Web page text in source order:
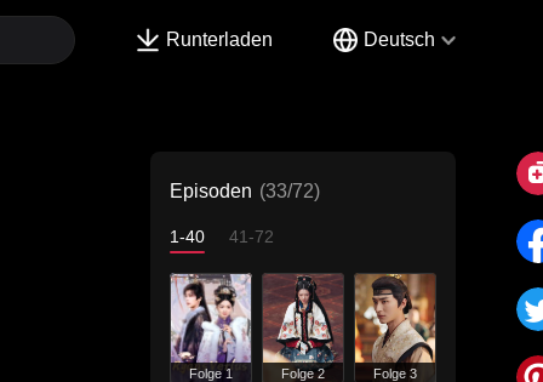
Runterladen Deutsch
Episoden (33/72)
1-40 41-72
Folge 1 Folge 2 Folge 3